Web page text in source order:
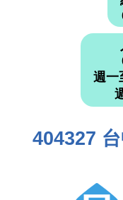
週一
404327